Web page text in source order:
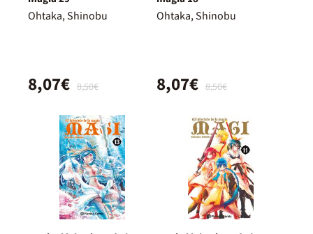
Ohtaka, Shinobu
8,50€
8,07€
Ohtaka, Shinobu
8,50€
8,07€